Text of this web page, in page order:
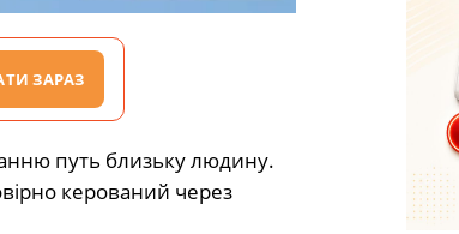
ЗАРАЗ
путь близьку людину.
керований через